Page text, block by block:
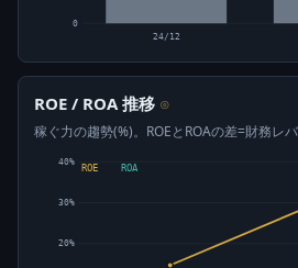
0
24/12
ROE / ROA 推移 ⊙
稼ぐ力の趨勢(%)。ROEとROAの差=財務レ
20%
30%
40%
ROE ROA